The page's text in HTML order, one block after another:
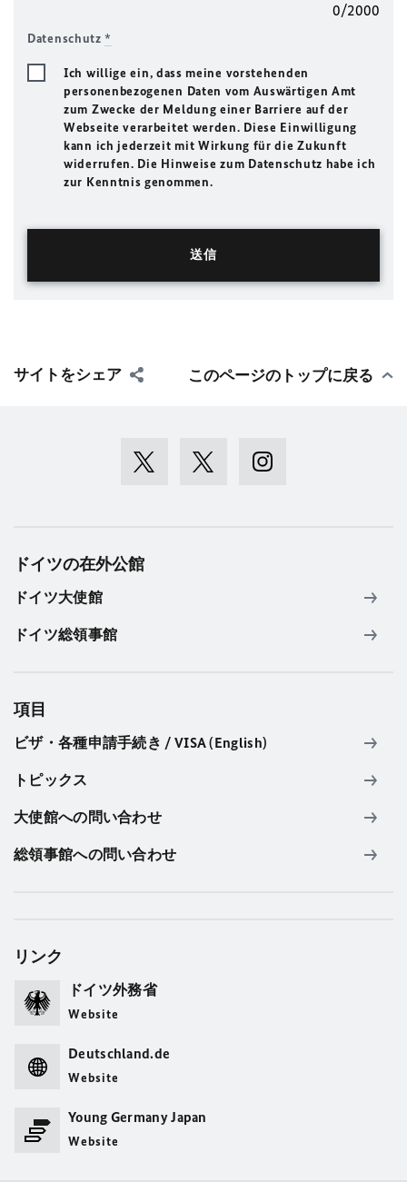
0/2000
Datenschutz*
Ich willige ein, dass meine vorstehenden
personenbezogenen Daten vom Auswärtigen Amt
zum Zwecke der Meldung einer Barriere auf der
Webseite verarbeitet werden. Diese Einwilligung
kann ich jederzeit mit Wirkung für die Zukunft
widerrufen. Die Hinweise zum Datenschutz habe ich
zur Kenntnis genommen.
サイトをシェア このページのトップに戻る
ドイツの在外公館
ドイツ大使館
ドイツ総領事館
項目
ビザ・各種申請手続き / VISA (English)
トピックス
大使館への問い合わせ
総領事館への問い合わせ
リンク
ドイツ外務省
Website
Deutschland.de
Website
Young Germany Japan
Website